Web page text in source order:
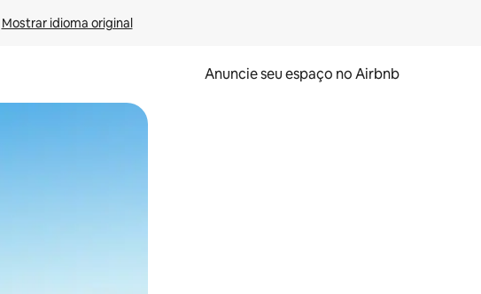
Mostrar idioma original
Anuncie seu espaço no Airbnb